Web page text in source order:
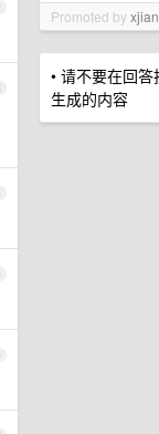
Promoted by
• 请不要在回
生成的内容